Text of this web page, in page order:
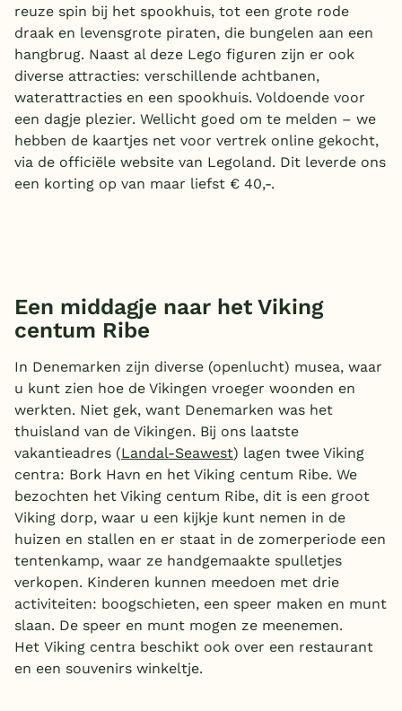
reuze spin bij het spookhuis, tot een grote rode
draak en levensgrote piraten, die bungelen aan een
hangbrug. Naast al deze Lego figuren zijn er ook
diverse attracties: verschillende achtbanen,
waterattracties en een spookhuis. Voldoende voor
een dagje plezier. Wellicht goed om te melden – we
hebben de kaartjes net voor vertrek online gekocht,
via de officiële website van Legoland. Dit leverde ons
een korting op van maar liefst € 40,-.
Een middagje naar het Viking
centum Ribe
In Denemarken zijn diverse (openlucht) musea, waar
u kunt zien hoe de Vikingen vroeger woonden en
werkten. Niet gek, want Denemarken was het
thuisland van de Vikingen. Bij ons laatste
vakantieadres (Landal-Seawest) lagen twee Viking
centra: Bork Havn en het Viking centum Ribe. We
bezochten het Viking centum Ribe, dit is een groot
Viking dorp, waar u een kijkje kunt nemen in de
huizen en stallen en er staat in de zomerperiode een
tentenkamp, waar ze handgemaakte spulletjes
verkopen. Kinderen kunnen meedoen met drie
activiteiten: boogschieten, een speer maken en munt
slaan. De speer en munt mogen ze meenemen.
Het Viking centra beschikt ook over een restaurant
en een souvenirs winkeltje.